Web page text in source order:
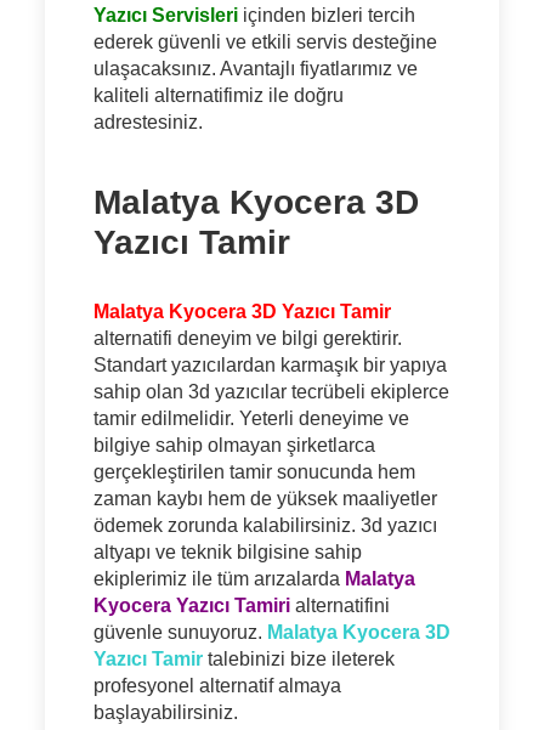
Yazıcı Servisleriiçinden bizleri tercih
ederek güvenli ve etkili servis desteğine
ulaşacaksınız. Avantajlı fiyatlarımız ve
kaliteli alternatifimiz ile doğru
adrestesiniz.
Malatya Kyocera 3D
Yazıcı Tamir
Malatya Kyocera 3D Yazıcı Tamir
alternatifi deneyim ve bilgi gerektirir.
Standart yazıcılardan karmaşık bir yapıya
sahip olan 3d yazıcılar tecrübeli ekiplerce
tamir edilmelidir. Yeterli deneyime ve
bilgiye sahip olmayan şirketlarca
gerçekleştirilen tamir sonucunda hem
zaman kaybı hem de yüksek maaliyetler
ödemek zorunda kalabilirsiniz. 3d yazıcı
altyapı ve teknik bilgisine sahip
ekiplerimiz ile tüm arızalarda Malatya
Kyocera Yazıcı Tamirialternatifini
güvenle sunuyoruz. Malatya Kyocera 3D
Yazıcı Tamirtalebinizi bize ileterek
profesyonel alternatif almaya
başlayabilirsiniz.